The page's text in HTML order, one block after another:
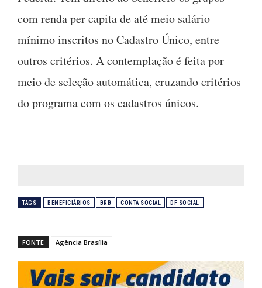
com renda per capita de até meio salário
mínimo inscritos no Cadastro Único, entre
outros critérios. A contemplação é feita por
meio de seleção automática, cruzando critérios
do programa com os cadastros únicos.
TAGS BENEFICIÁRIOS BRB CONTA SOCIAL DF SOCIAL
FONTE Agência Brasília